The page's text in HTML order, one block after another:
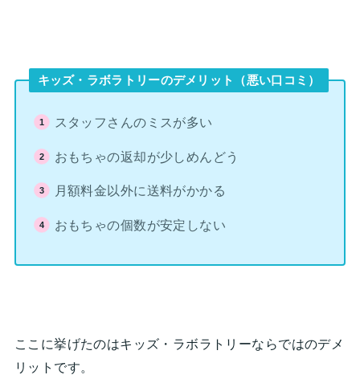
キッズ・ラボラトリーのデメリット（悪い口コミ）
スタッフさんのミスが多い
おもちゃの返却が少しめんどう
月額料金以外に送料がかかる
おもちゃの個数が安定しない
ここに挙げたのはキッズ・ラボラトリーならではのデメ
リットです。